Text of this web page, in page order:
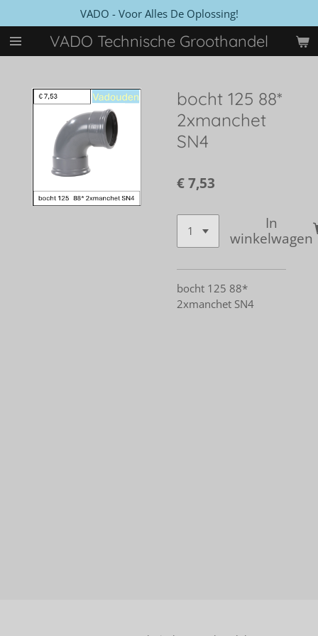
direct
naar
VADO Technische Groothandel
VADO - Voor Alles De Oplossing!
bocht 125 88*
2xmanchet
SN4
€ 7,53
In
winkelwagen
bocht 125 88*
2xmanchet SN4